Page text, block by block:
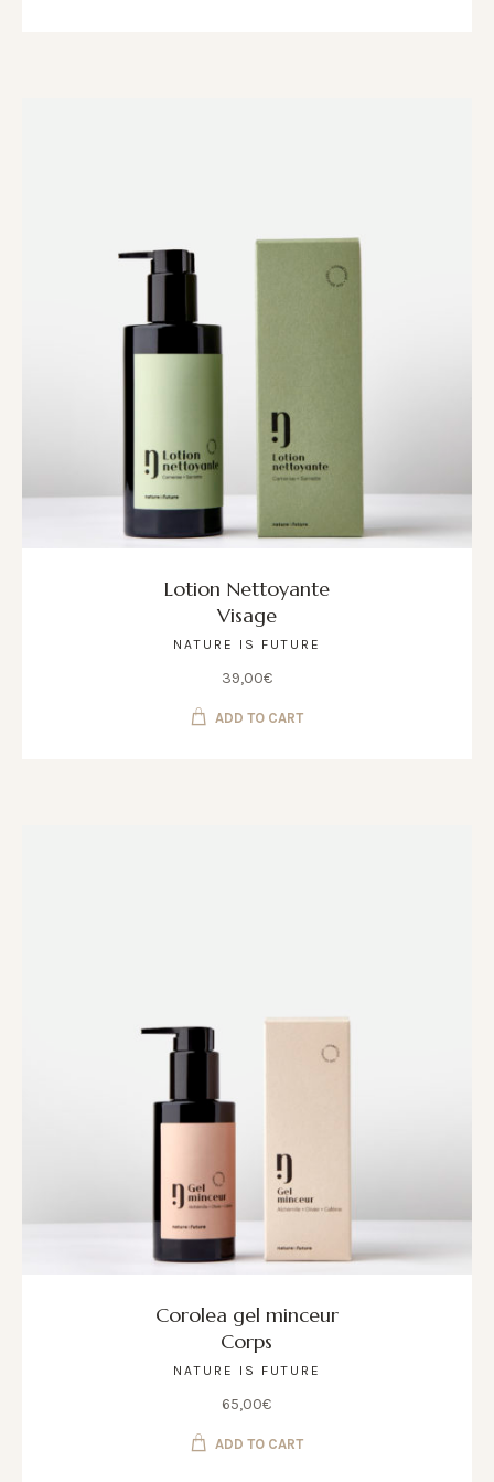
Lotion Nettoyante
Visage
NATURE IS FUTURE
39,00€
ADD TO CART
Corolea gel minceur
Corps
NATURE IS FUTURE
65,00€
ADD TO CART